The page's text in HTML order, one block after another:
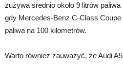
zużywa średnio około 9 litrów
gdy Mercedes-Benz C-Class Coupe
paliwa na 100 kilometrów.
Warto również zauważyć, że Audi